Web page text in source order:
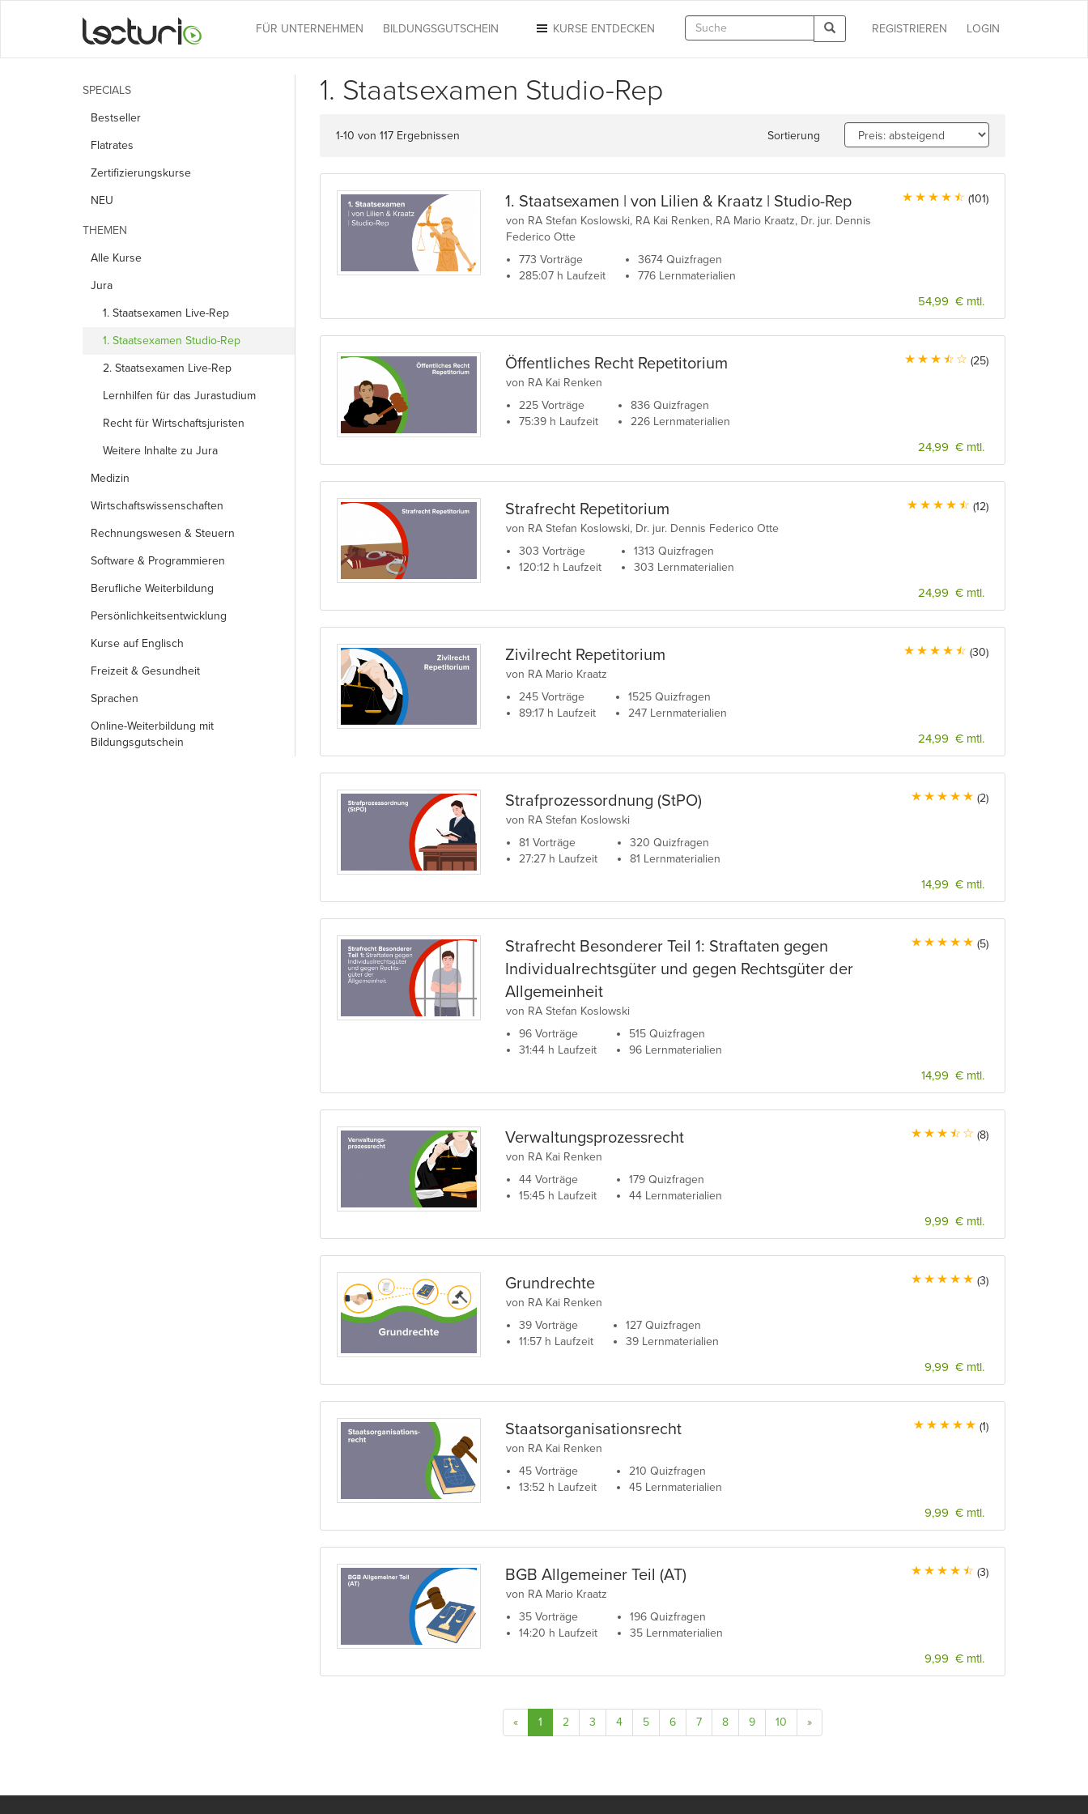
LOGIN
REGISTRIEREN
KURSE ENTDECKEN
FÜR UNTERNEHMEN BILDUNGSGUTSCHEIN
SPECIALS
Bestseller
Flatrates
Zertifizierungskurse
NEU
THEMEN
Alle Kurse
Jura
1. Staatsexamen Live-Rep
1. Staatsexamen Studio-Rep
2. Staatsexamen Live-Rep
Lernhilfen für das Jurastudium
Recht für Wirtschaftsjuristen
Weitere Inhalte zu Jura
Medizin
Wirtschafts­wissenschaften
Rechnungs­wesen & Steuern
Software & Programmieren
Berufliche Weiterbildung
Persönlichkeits­entwicklung
Kurse auf Englisch
Freizeit & Gesundheit
Sprachen
Online-Weiterbildung mit
Bildungsgutschein
1. Staatsexamen Studio-Rep
1-10 von 117 Ergebnissen Sortierung
1. Staatsexamen | von Lilien & Kraatz | Studio-Rep
von RA Stefan Koslowski, RA Kai Renken, RA Mario Kraatz, Dr. jur. Dennis
Federico Otte
773 Vorträge
285:07 h Laufzeit
3674 Quizfragen
776 Lernmaterialien
(101)
54,99 € mtl.
Öffentliches Recht Repetitorium
von RA Kai Renken
225 Vorträge
75:39 h Laufzeit
836 Quizfragen
226 Lernmaterialien
(25)
24,99 € mtl.
Strafrecht Repetitorium
von RA Stefan Koslowski, Dr. jur. Dennis Federico Otte
303 Vorträge
120:12 h Laufzeit
1313 Quizfragen
303 Lernmaterialien
(12)
24,99 € mtl.
Zivilrecht Repetitorium
von RA Mario Kraatz
245 Vorträge
89:17 h Laufzeit
1525 Quizfragen
247 Lernmaterialien
(30)
24,99 € mtl.
Strafprozessordnung (StPO)
von RA Stefan Koslowski
81 Vorträge
27:27 h Laufzeit
320 Quizfragen
81 Lernmaterialien
(2)
14,99 € mtl.
Strafrecht Besonderer Teil 1: Straftaten gegen
Individualrechtsgüter und gegen Rechtsgüter der
Allgemeinheit
von RA Stefan Koslowski
96 Vorträge
31:44 h Laufzeit
515 Quizfragen
96 Lernmaterialien
(5)
14,99 € mtl.
Verwaltungsprozessrecht
von RA Kai Renken
44 Vorträge
15:45 h Laufzeit
179 Quizfragen
44 Lernmaterialien
(8)
9,99 € mtl.
Grundrechte
von RA Kai Renken
39 Vorträge
11:57 h Laufzeit
127 Quizfragen
39 Lernmaterialien
(3)
9,99 € mtl.
Staatsorganisationsrecht
von RA Kai Renken
45 Vorträge
13:52 h Laufzeit
210 Quizfragen
45 Lernmaterialien
(1)
9,99 € mtl.
BGB Allgemeiner Teil (AT)
von RA Mario Kraatz
35 Vorträge
14:20 h Laufzeit
196 Quizfragen
35 Lernmaterialien
(3)
9,99 € mtl.
« 1 2 3 4 5 6 7 8 9 10 »